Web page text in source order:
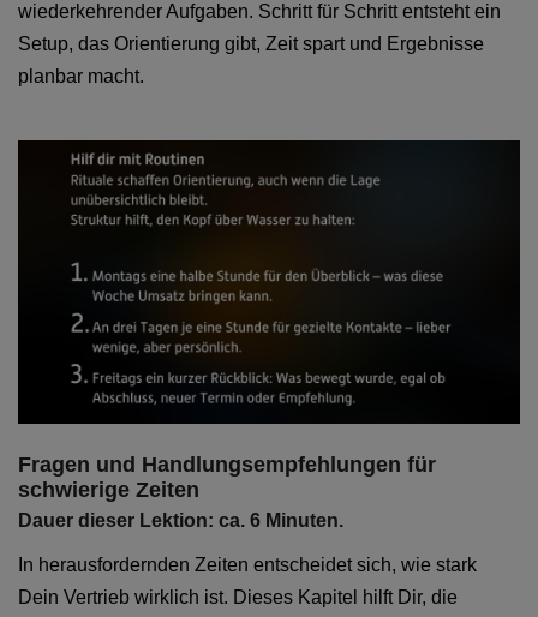
wiederkehrender Aufgaben. Schritt für Schritt entsteht ein
Setup, das Orientierung gibt, Zeit spart und Ergebnisse
planbar macht.
Fragen und Handlungsempfehlungen für
schwierige Zeiten
Dauer dieser Lektion: ca. 6 Minuten.
In herausfordernden Zeiten entscheidet sich, wie stark
Dein Vertrieb wirklich ist. Dieses Kapitel hilft Dir, die